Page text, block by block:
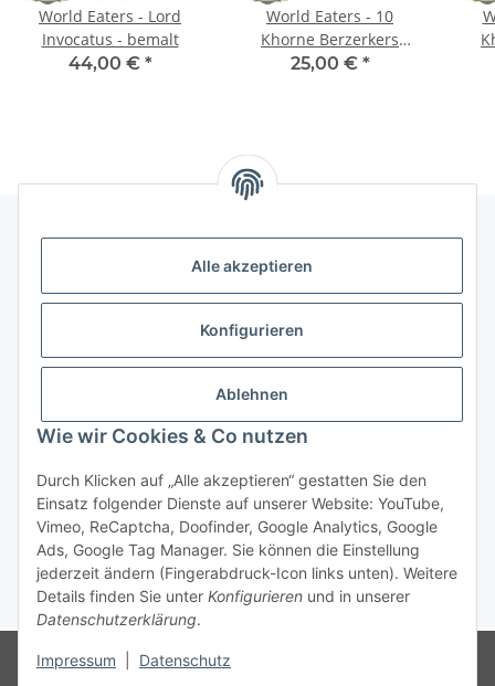
Alle akzeptieren
Konfigurieren
Ablehnen
Wie wir Cookies & Co nutzen
Durch Klicken auf „Alle akzeptieren“ gestatten Sie den
Einsatz folgender Dienste auf unserer Website: YouTube,
Vimeo, ReCaptcha, Doofinder, Google Analytics, Google
Ads, Google Tag Manager. Sie können die Einstellung
jederzeit ändern (Fingerabdruck-Icon links unten). Weitere
Details finden Sie unter Konfigurieren und in unserer
Datenschutzerklärung.
Impressum Datenschutz
World Eaters - Lord
Invocatus - bemalt
44,00 € *
World Eaters - 10
Khorne Berzerkers
klassisch - bemalt
25,00 € *
Gesetzliche Informationen
Bestellung wiederrufen
* Alle Preise inkl. gesetzlicher USt., zzgl.Versand
Besucherzähler: 75451743